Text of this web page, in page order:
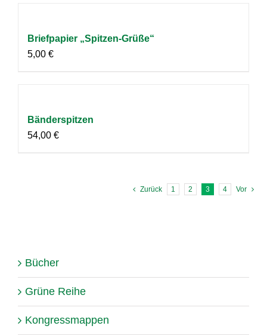
Briefpapier „Spitzen-Grüße“
5,00 €
Bänderspitzen
54,00 €
Zurück 1 2 3 4 Vor
Bücher
Grüne Reihe
Kongressmappen